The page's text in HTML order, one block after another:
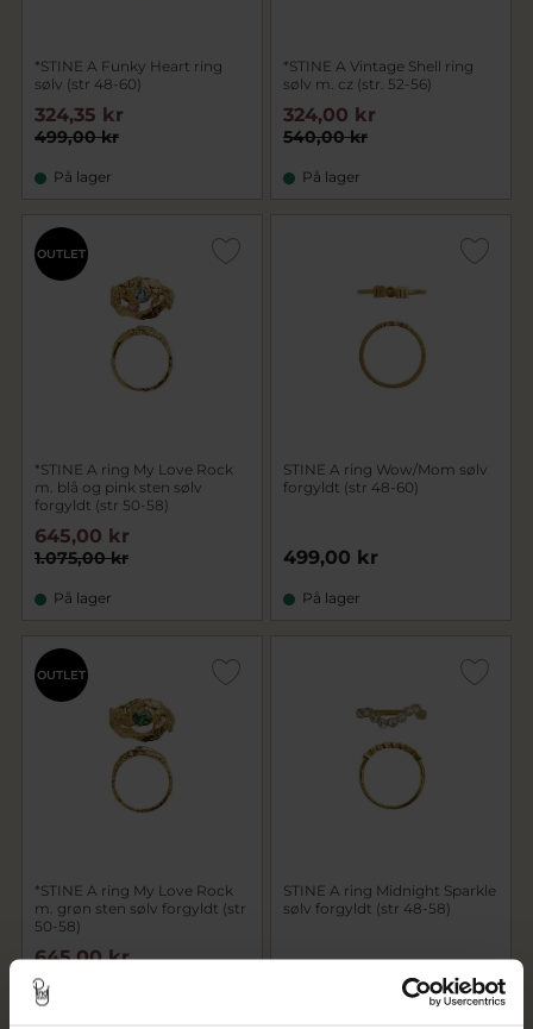
*STINE A Funky Heart ring
sølv (str 48-60)
499,00 kr
324,35 kr
På lager
*STINE A Vintage Shell ring
sølv m. cz (str. 52-56)
540,00 kr
324,00 kr
På lager
OUTLET
*STINE A ring My Love Rock
m. blå og pink sten sølv
forgyldt (str 50-58)
1.075,00 kr
645,00 kr
På lager
STINE A ring Wow/Mom sølv
forgyldt (str 48-60)
499,00 kr
På lager
OUTLET
*STINE A ring My Love Rock
m. grøn sten sølv forgyldt (str
50-58)
1.075,00 kr
645,00 kr
STINE A ring Midnight Sparkle
sølv forgyldt (str 48-58)